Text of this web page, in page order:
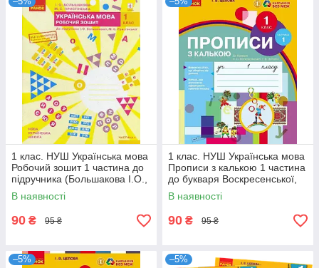
1 клас. НУШ Українська мова
Робочий зошит 1 частина до
підручника (Большакова І.О.,
Пристінська М.С.), Ранок
В наявності
90 ₴ 95 ₴
1 клас. НУШ Українська мова
Прописи з калькою 1 частина
до букваря Воскресенської,
Цепової (Цепова І.В.),
В наявності
90 ₴ 95 ₴
–5% –5%